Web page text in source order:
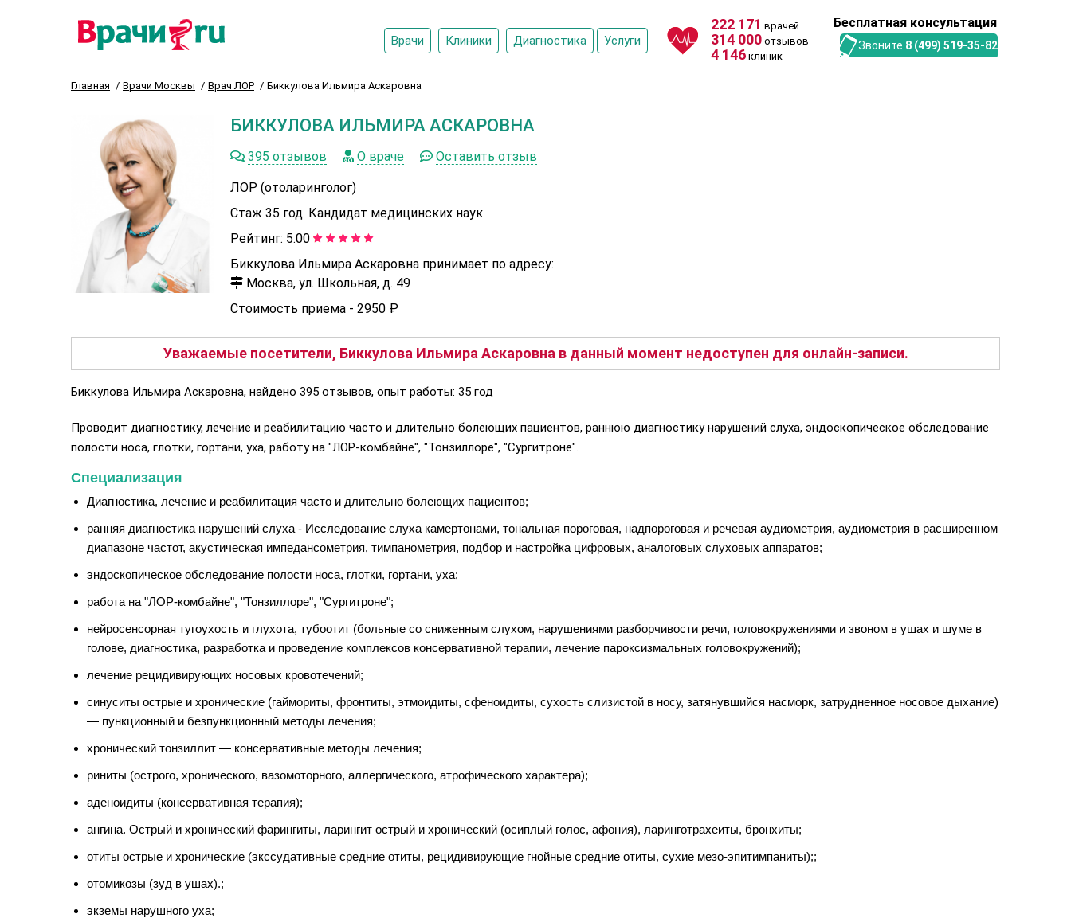
Врачи Клиники Диагностика Услуги
222 171 врачей
314 000 отзывов
4 146 клиник
Бесплатная консультация
Звоните 8 (499) 519-35-82
Главная Врачи Москвы Врач ЛОР Биккулова Ильмира Аскаровна
БИККУЛОВА ИЛЬМИРА АСКАРОВНА
395 отзывов О враче Оставить отзыв
ЛОР (отоларинголог)
Стаж 35 год. Кандидат медицинских наук
Рейтинг: 5.00
Биккулова Ильмира Аскаровна принимает по адресу:
Москва, ул. Школьная, д. 49
Стоимость приема - 2950 ₽
Уважаемые посетители, Биккулова Ильмира Аскаровна в данный момент недоступен для онлайн-записи.
Биккулова Ильмира Аскаровна, найдено 395 отзывов, опыт работы: 35 год
Проводит диагностику, лечение и реабилитацию часто и длительно болеющих пациентов, раннюю диагностику нарушений слуха, эндоскопическое обследование
полости носа, глотки, гортани, уха, работу на "ЛОР-комбайне", "Тонзиллоре", "Сургитроне".
Специализация
Диагностика, лечение и реабилитация часто и длительно болеющих пациентов;
ранняя диагностика нарушений слуха - Исследование слуха камертонами, тональная пороговая, надпороговая и речевая аудиометрия, аудиометрия в расширенном
диапазоне частот, акустическая импедансометрия, тимпанометрия, подбор и настройка цифровых, аналоговых слуховых аппаратов;
эндоскопическое обследование полости носа, глотки, гортани, уха;
работа на "ЛОР-комбайне", "Тонзиллоре", "Сургитроне";
нейросенсорная тугоухость и глухота, тубоотит (больные со сниженным слухом, нарушениями разборчивости речи, головокружениями и звоном в ушах и шуме в
голове, диагностика, разработка и проведение комплексов консервативной терапии, лечение пароксизмальных головокружений);
лечение рецидивирующих носовых кровотечений;
синуситы острые и хронические (гаймориты, фронтиты, этмоидиты, сфеноидиты, сухость слизистой в носу, затянувшийся насморк, затрудненное носовое дыхание)
— пункционный и безпункционный методы лечения;
хронический тонзиллит — консервативные методы лечения;
риниты (острого, хронического, вазомоторного, аллергического, атрофического характера);
аденоидиты (консервативная терапия);
ангина. Острый и хронический фарингиты, ларингит острый и хронический (осиплый голос, афония), ларинготрахеиты, бронхиты;
отиты острые и хронические (экссудативные средние отиты, рецидивирующие гнойные средние отиты, сухие мезо-эпитимпаниты);;
отомикозы (зуд в ушах).;
экземы нарушного уха;